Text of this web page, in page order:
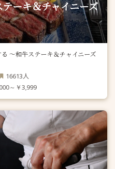
ーキ＆チャイニーズ
～和牛ステーキ＆チャイニーズ
16613人
～￥3,999